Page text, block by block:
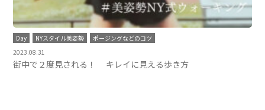
Day NYスタイル美姿勢
ポージングなどのコツ
2023.08.31
街中で２度見される！ キレイに見える歩き方